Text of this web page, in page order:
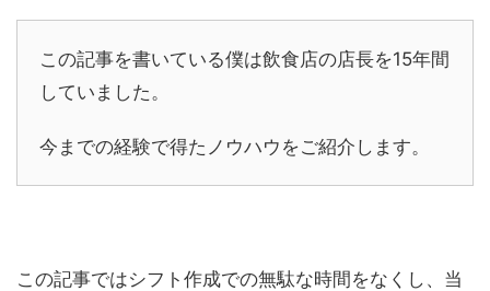
この記事を書いている僕は飲食店の店長を15年間
していました。
今までの経験で得たノウハウをご紹介します。
この記事ではシフト作成での無駄な時間をなくし、当